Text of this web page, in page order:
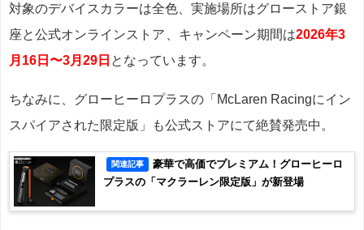
対象のデバイスカラーは全色、実施場所はグローストア銀
座と公式オンラインストア
、キャンペーン期間は2026年3
月16日〜3月29日 となっています。
ちなみに、グローヒーロプラスの「McLaren Racingにイン
スパイアされた限定版」も公式ストアにて絶賛発売中。
関連記事
豪華で高価でプレミアム！グローヒーロ
プラスの「マクラーレン限定版」が新登場